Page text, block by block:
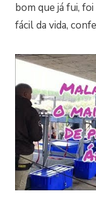
bom que já fui,
fácil da vida,